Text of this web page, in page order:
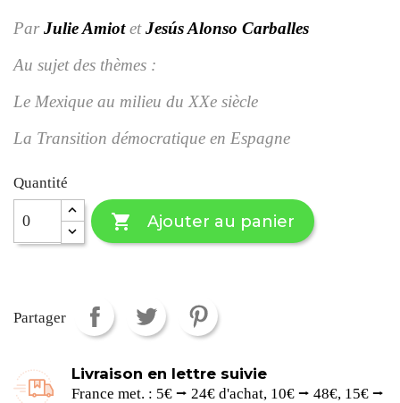
ParJulie AmiotetJesús Alonso Carballes
Au sujet des thèmes :
Le Mexique au milieu du XXe siècle
La Transition démocratique en Espagne
Quantité
 Ajouter au panier
Partager
Livraison en lettre suivie
France met. : 5€ ⭢ 24€ d'achat, 10€ ⭢ 48€, 15€ ⭢